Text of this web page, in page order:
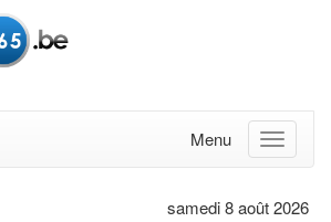
Menu
samedi 8 août 2026